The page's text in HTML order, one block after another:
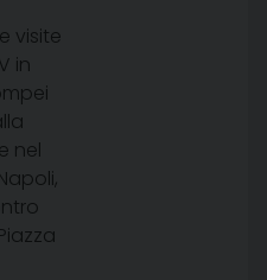
visite
in
nel